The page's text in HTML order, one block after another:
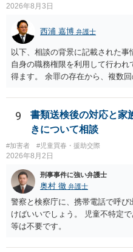
2026年8月3日
西浦 嘉博 弁護士
以下、相談の背景に記載された
自身の職務権限を利用して行わ
得ます。 余罪の存在から、複数
ると思われます。 他方、余罪を
害者の経済的損害の回復として
を有しないことも、規範意識が
利な点です。 その他、家族の監
で、私見ですが、執行猶予判決を
われます。 上記、一つの意見とし
9
書類送検後の対応と家
きについて相談
#加害者 #児童買春・援助交際
2026年8月2日
刑事事件に強い弁護士
奥村 徹 弁護士
警察と検察庁に、携帯電話で呼
けばいいでしょう。 児童不特定
等は不要です。